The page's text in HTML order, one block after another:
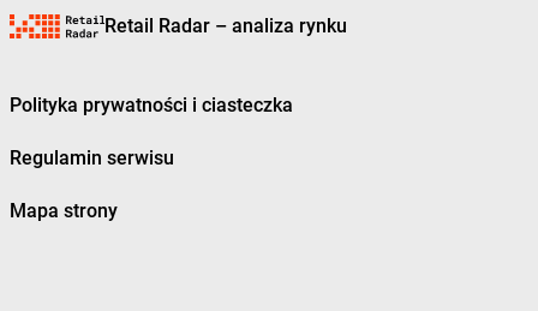
Retail Radar – analiza rynku
Polityka prywatności i ciasteczka
Regulamin serwisu
Mapa strony